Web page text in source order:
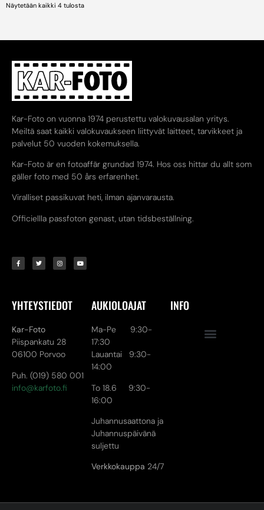
Näytetään kaikki 4 tulosta
Kar-Foto on vuonna 1974 perustettu valokuvausalan yritys.
Meiltä saat kaikki valokuvaukseen liittyvät laitteet, tarvikkeet ja
palvelut 50 vuoden kokemuksella.
Kar-Foto är en fotoaffär grundad 1974. Hos oss hittar du allt som
gäller foto med 50 års erfarenhet.
Viralliset passikuvat heti, ilman ajanvarausta.
Officiellla passfoton genast, utan tidsbeställning.
YHTEYSTIEDOT
Kar-Foto
Piispankatu 28
06100 Porvoo
Puh. (019) 580 001
info@karfoto.fi
AUKIOLOAJAT
Ma-Pe 9:30-
17:30
Lauantai 9:30-
14:00
To 18.6 9:30-
16:00
Juhannusaattona ja
Juhannuspäivänä
suljettu
Verkkokauppa 24/7
INFO